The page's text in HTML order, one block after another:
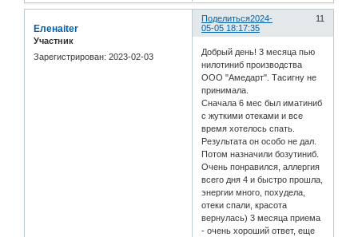
Поделиться 11
2024-
05-05 18:17:35
Еленаiter
Участник
Зарегистрирован: 2023-02-03
Добрый день! 3 месяца пью
нилотиниб производства
ООО "Амедарт". Тасигну не
принимала.
Сначала 6 мес был иматиниб
с жуткими отеками и все
время хотелось спать.
Результата он особо не дал.
Потом назначили бозутиниб.
Очень понравился, аллергия
всего дня 4 и быстро прошла,
энергии много, похудела,
отеки спали, красота
вернулась) 3 месяца приема
- очень хороший ответ, еще